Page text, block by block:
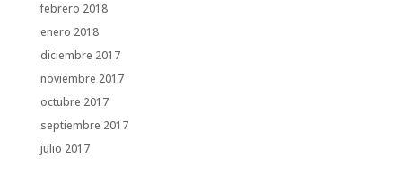
febrero 2018
enero 2018
diciembre 2017
noviembre 2017
octubre 2017
septiembre 2017
julio 2017